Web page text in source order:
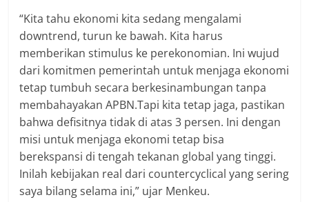
“Kita tahu ekonomi kita sedang mengalami
downtrend, turun ke bawah. Kita harus
memberikan stimulus ke perekonomian. Ini wujud
dari komitmen pemerintah untuk menjaga ekonomi
tetap tumbuh secara berkesinambungan tanpa
membahayakan APBN.Tapi kita tetap jaga, pastikan
bahwa defisitnya tidak di atas 3 persen. Ini dengan
misi untuk menjaga ekonomi tetap bisa
berekspansi di tengah tekanan global yang tinggi.
Inilah kebijakan real dari countercyclical yang sering
saya bilang selama ini,” ujar Menkeu.